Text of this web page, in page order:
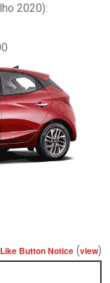
2020):
Like Button Notice (view)